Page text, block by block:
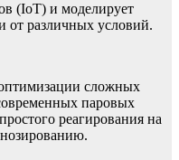
(IoT) и моделирует
от различных условий.
сложных
паровых
реагирования на